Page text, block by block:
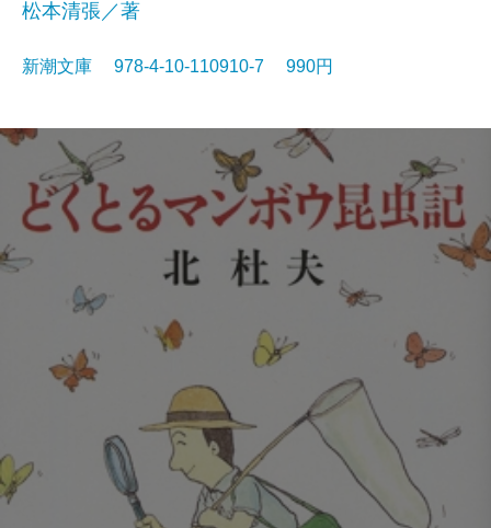
松本清張／著
新潮文庫 978-4-10-110910-7 990円